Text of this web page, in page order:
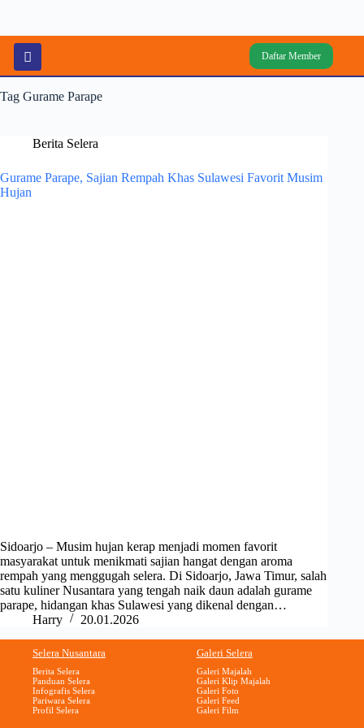
Daftar Member
Tag Gurame Parape
Berita Selera
Gurame Parape, Sajian Rempah Khas Sulawesi Favorit Musim
Hujan
Sidoarjo – Musim hujan kerap menjadi momen favorit
masyarakat untuk menikmati sajian hangat dengan aroma
rempah yang menggugah selera. Di Sidoarjo, Jawa Timur, salah
satu kuliner Nusantara yang tengah naik daun adalah gurame
parape, hidangan khas Sulawesi yang dikenal dengan…
Harry
20.01.2026
Selera Nusantara
Berita Selera
Panduan Selera
Infografis Selera
Pariwara Selera
Profil Selera
Galeri Selera
Galeri Majalah
Galeri Klip Majalah
Galeri Foto
Galeri Feed
Galeri Film